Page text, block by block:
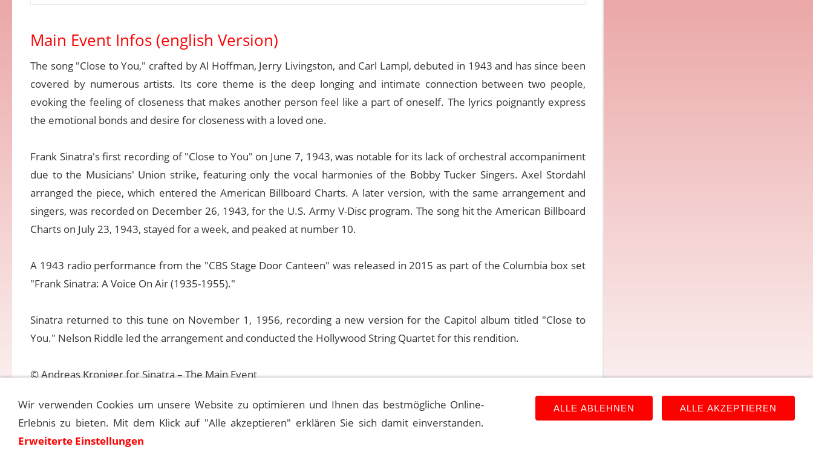
Main Event Infos (english Version)
The song "Close to You," crafted by Al Hoffman, Jerry Livingston, and Carl Lampl, debuted in 1943 and has since been
covered by numerous artists. Its core theme is the deep longing and intimate connection between two people,
evoking the feeling of closeness that makes another person feel like a part of oneself. The lyrics poignantly express
the emotional bonds and desire for closeness with a loved one.
Frank Sinatra's first recording of "Close to You" on June 7, 1943, was notable for its lack of orchestral accompaniment
due to the Musicians' Union strike, featuring only the vocal harmonies of the Bobby Tucker Singers. Axel Stordahl
arranged the piece, which entered the American Billboard Charts. A later version, with the same arrangement and
singers, was recorded on December 26, 1943, for the U.S. Army V-Disc program. The song hit the American Billboard
Charts on July 23, 1943, stayed for a week, and peaked at number 10.
A 1943 radio performance from the "CBS Stage Door Canteen" was released in 2015 as part of the Columbia box set
"Frank Sinatra: A Voice On Air (1935-1955)."
Sinatra returned to this tune on November 1, 1956, recording a new version for the Capitol album titled "Close to
You." Nelson Riddle led the arrangement and conducted the Hollywood String Quartet for this rendition.
© Andreas Kroniger for Sinatra – The Main Event
Wir verwenden Cookies um unsere Website zu optimieren und Ihnen das bestmögliche Online-
Erlebnis zu bieten. Mit dem Klick auf "Alle akzeptieren" erklären Sie sich damit einverstanden.
Erweiterte Einstellungen
ALLE AKZEPTIEREN
ALLE ABLEHNEN